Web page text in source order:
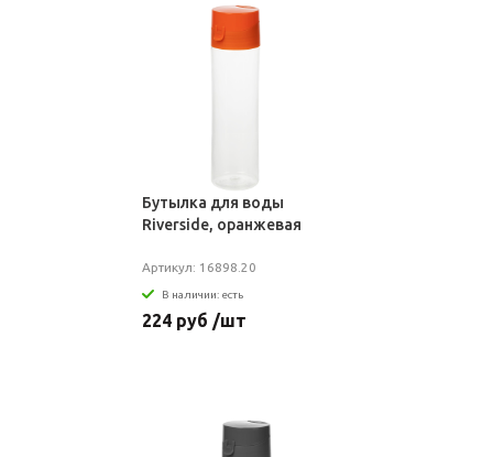
Бутылка для воды
Riverside, оранжевая
Артикул: 16898.20
В наличии: есть
224 руб /шт